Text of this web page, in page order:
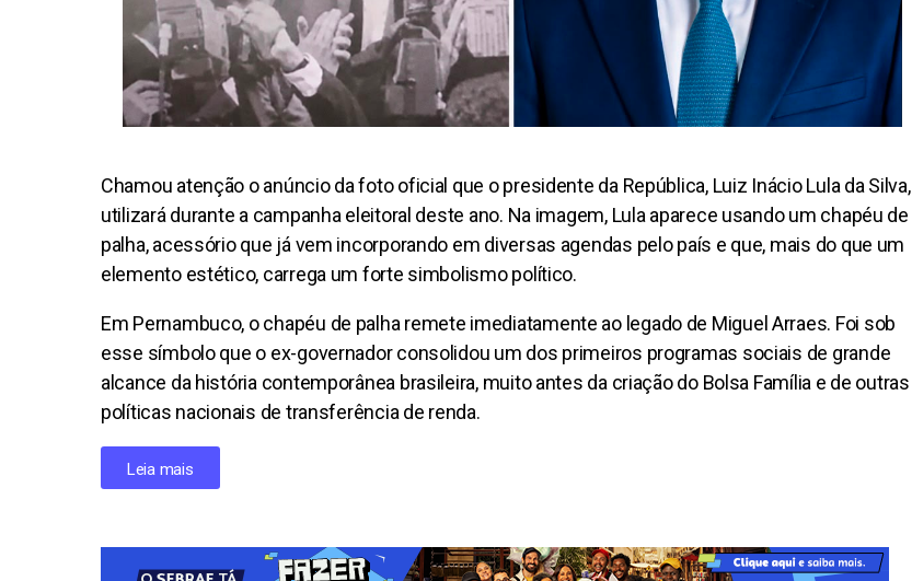
Chamou atenção o anúncio da foto oficial que o presidente da República, Luiz Inácio Lula da Silva,
utilizará durante a campanha eleitoral deste ano. Na imagem, Lula aparece usando um chapéu de
palha, acessório que já vem incorporando em diversas agendas pelo país e que, mais do que um
elemento estético, carrega um forte simbolismo político.
Em Pernambuco, o chapéu de palha remete imediatamente ao legado de Miguel Arraes. Foi sob
esse símbolo que o ex-governador consolidou um dos primeiros programas sociais de grande
alcance da história contemporânea brasileira, muito antes da criação do Bolsa Família e de outras
políticas nacionais de transferência de renda.
Leia mais